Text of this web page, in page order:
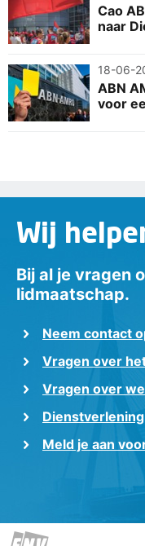
Cao
naar
18-06-
ABN
voor
Wij
Bij al je vragen
lidmaatschap.
Neem contact
Vragen over
Vragen over
Meld je aan